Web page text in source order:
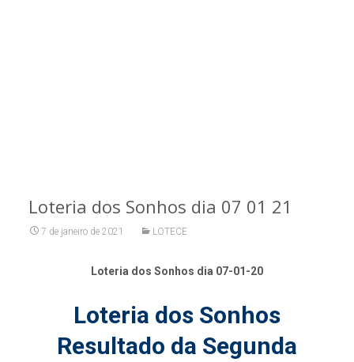
Loteria dos Sonhos dia 07 01 21
7 de janeiro de 2021 LOTECE
Loteria dos Sonhos dia 07-01-20
Loteria dos Sonhos
Resultado da Segunda